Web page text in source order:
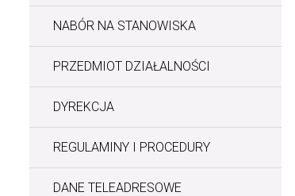
NABÓR NA STANOWISKA
PRZEDMIOT DZIAŁALNOŚCI
DYREKCJA
REGULAMINY I PROCEDURY
DANE TELEADRESOWE